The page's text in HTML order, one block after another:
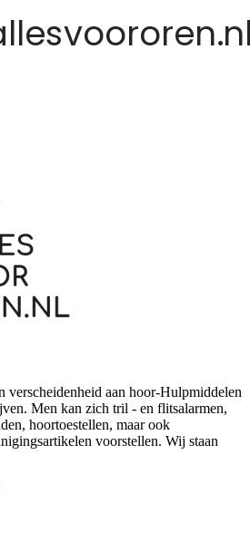
verscheidenheid aan hoor-Hulpmiddelen
Men kan zich tril - en flitsalarmen,
hoortoestellen, maar ook
voorstellen. Wij staan